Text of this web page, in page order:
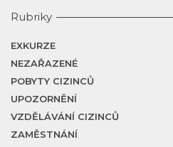
Rubriky
EXKURZE
NEZAŘAZENÉ
POBYTY CIZINCŮ
UPOZORNĚNÍ
VZDĚLÁVÁNÍ CIZINCŮ
ZAMĚSTNÁNÍ